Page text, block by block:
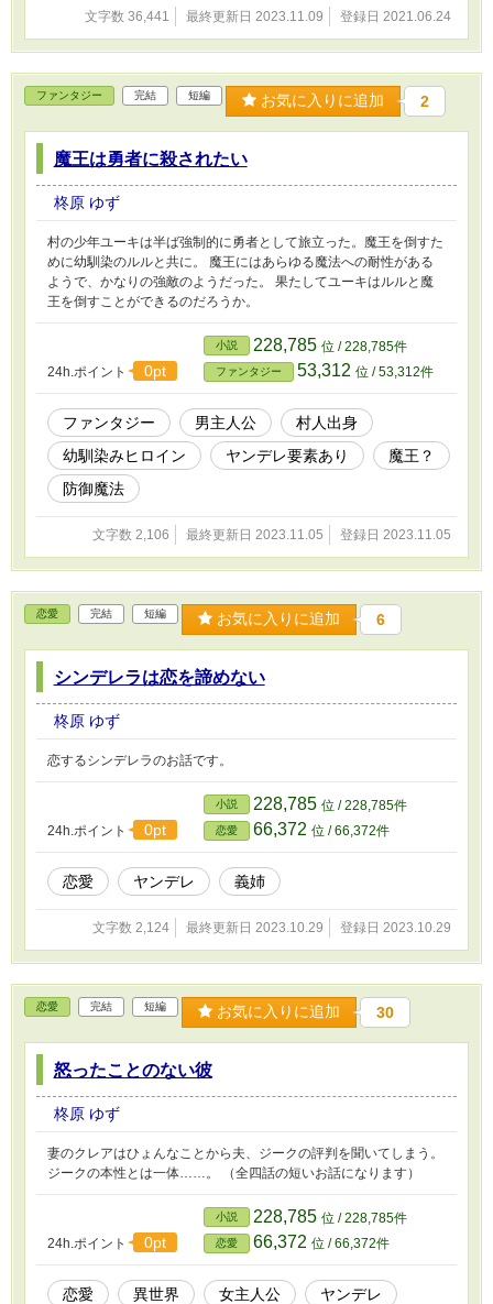
文字数 36,441 最終更新日 2023.11.09 登録日 2021.06.24
ファンタジー 完結 短編 お気に入りに追加 2
魔王は勇者に殺されたい
柊原 ゆず
村の少年ユーキは半ば強制的に勇者として旅立った。魔王を倒すた
めに幼馴染のルルと共に。 魔王にはあらゆる魔法への耐性がある
ようで、かなりの強敵のようだった。 果たしてユーキはルルと魔
王を倒すことができるのだろうか。
24h.ポイント 0pt
小説 228,785 位 / 228,785件
ファンタジー 53,312 位 / 53,312件
ファンタジー 男主人公
村人出身
幼馴染みヒロイン
ヤンデレ要素あり
魔王？
防御魔法
文字数 2,106 最終更新日 2023.11.05 登録日 2023.11.05
恋愛 完結 短編 お気に入りに追加 6
シンデレラは恋を諦めない
柊原 ゆず
恋するシンデレラのお話です。
24h.ポイント 0pt
小説 228,785 位 / 228,785件
恋愛 66,372 位 / 66,372件
恋愛 ヤンデレ 義姉
文字数 2,124 最終更新日 2023.10.29 登録日 2023.10.29
恋愛 完結 短編 お気に入りに追加 30
怒ったことのない彼
柊原 ゆず
妻のクレアはひょんなことから夫、ジークの評判を聞いてしまう。
ジークの本性とは一体……。 （全四話の短いお話になります）
24h.ポイント 0pt
小説 228,785 位 / 228,785件
恋愛 66,372 位 / 66,372件
恋愛 異世界 女主人公 ヤンデレ